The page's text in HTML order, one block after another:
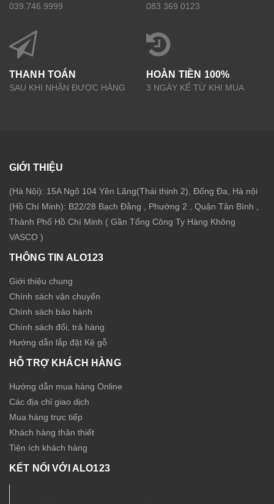
039.746.9999 083 369 0123
THANH TOÁN
SAU KHI NHẬN ĐƯỢC HÀNG
HOÀN TIỀN 100%
3 NGÀY KỂ TỪ KHI MUA
GIỚI THIỆU
(Hà Nội): 15A Ngõ 104 Yên Lãng(Thái thịnh 2), Đống Đa, Hà nội
(Hồ Chí Minh): B22/28 Bạch Đằng , Phường 2 , Quận Tân Bình ,
Thành Phố Hồ Chí Minh ( Gần Tổng Công Ty Hàng Không
VASCO )
THÔNG TIN ALO123
Giới thiệu chung
Chính sách vận chuyển
Chính sách bảo hành
Chính sách đổi, trả hàng
Hướng dẫn lắp đặt Kệ gỗ
HỖ TRỢ KHÁCH HÀNG
Hướng dẫn mua hàng Online
Các địa chỉ giao dịch
Mua hàng trực tiếp
Khách hàng thân thiết
Tiện ích khách hàng
KẾT NỐI VỚI ALO123